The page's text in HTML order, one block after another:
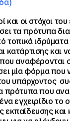
και οι στόχοι
τα πρότυπα
τοπικά
κατάρτισης και
αναφέρονται
μία φόρμα
υπάρχοντος
πρότυπα που
εγχειρίδιο το
εκπαίδευσης